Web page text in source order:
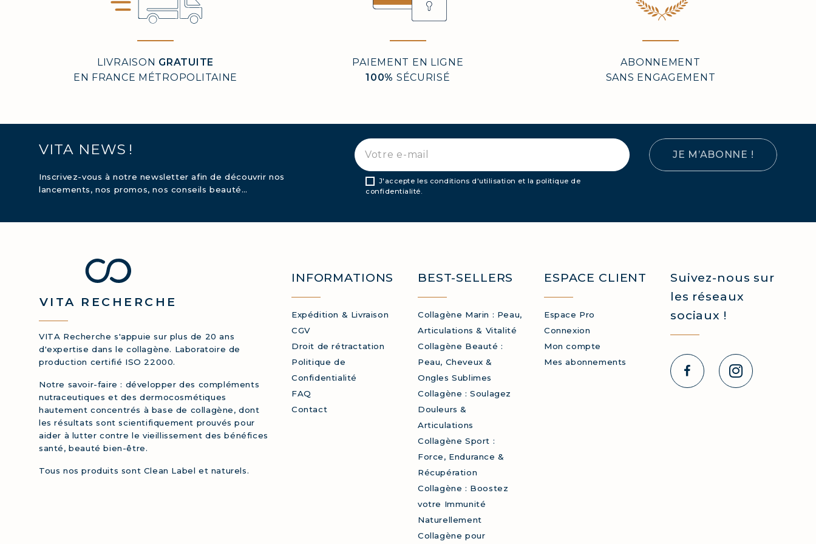
COLLAGÈNE MARIN : PEAU, ARTICULATIONS & VITALITÉ
COLLAGÈNE BEAUTÉ : PEAU, CHEVEUX & ONGLES SUBLIMES
COLLAGÈNE SPORT : FORCE, ENDURANCE & RÉCUPÉRATION
COLLAGÈNE : SOULAGEZ DOULEURS & ARTICULATIONS
COLLAGÈNE : BOOSTEZ VOTRE IMMUNITÉ NATURELLEMENT
LIVRAISON GRATUITE
EN FRANCE MÉTROPOLITAINE
PAIEMENT EN LIGNE
100% SÉCURISÉ
ABONNEMENT
SANS ENGAGEMENT
VITA NEWS !
Inscrivez-vous à notre newsletter afin de découvrir nos
lancements, nos promos, nos conseils beauté…
J'accepte les conditions d'utilisation et la politique de
confidentialité.
JE M’ABONNE !
VITA RECHERCHE
VITA Recherche s'appuie sur plus de 20 ans
d'expertise dans le collagène. Laboratoire de
production certifié ISO 22000.
Notre savoir-faire : développer des compléments
nutraceutiques et des dermocosmétiques
hautement concentrés à base de collagène, dont
les résultats sont scientifiquement prouvés pour
aider à lutter contre le vieillissement des bénéfices
santé, beauté bien-être.
Tous nos produits sont Clean Label et naturels.
INFORMATIONS
Expédition & Livraison
CGV
Droit de rétractation
Politique de
Confidentialité
FAQ
Contact
BEST-SELLERS
Collagène Marin : Peau,
Articulations & Vitalité
Collagène Beauté :
Peau, Cheveux &
Ongles Sublimes
Collagène : Soulagez
Douleurs &
Articulations
Collagène Sport :
Force, Endurance &
Récupération
Collagène : Boostez
votre Immunité
Naturellement
Collagène pour
ESPACE CLIENT
Espace Pro
Connexion
Mon compte
Mes abonnements
Suivez-nous sur
les réseaux
sociaux !